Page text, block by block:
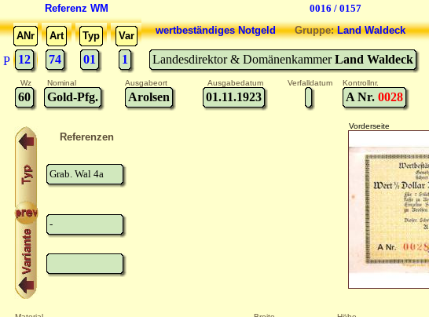
Referenz WM 0016 / 0157
ANr Art Typ Var
P 12 74 01 1
wertbeständiges NotgeldGruppe:Land Waldeck
Landesdirektor & DomänenkammerLand Waldeck
Wz Nominal Ausgabeort Ausgabedatum Verfalldatum Kontrollnr.
60 Gold-Pfg. Arolsen 01.11.1923 A Nr. 0028
Referenzen
Grab. Wal 4a
-
Vorderseite